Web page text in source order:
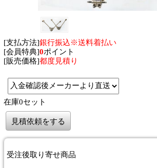
[支払方法]銀行振込※送料着払い
[会員特典]0ポイント
[販売価格]都度見積り
在庫0セット
見積依頼をする
受注後取り寄せ商品